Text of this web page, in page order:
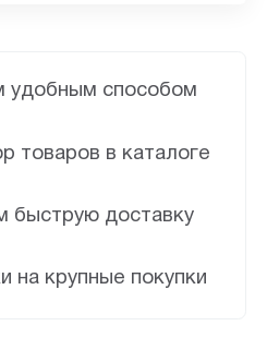
удобным способом
товаров в каталоге
быструю доставку
на крупные покупки